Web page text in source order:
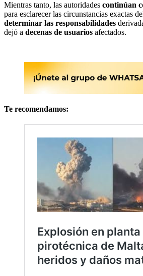
Mientras tanto, las autoridades continúan
para esclarecer las circunstancias exactas
determinar las responsabilidades
dejó a decenas de usuarios afectados.
Te recomendamos: